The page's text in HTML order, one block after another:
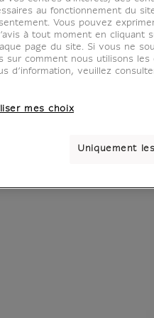
}} {{
au fonctionnement du
Vous pouvez
à tout moment en cliquant
page du site. Si vous ne
sur comment nous utilisons
d’information, veuillez
mes choix
Uniquement